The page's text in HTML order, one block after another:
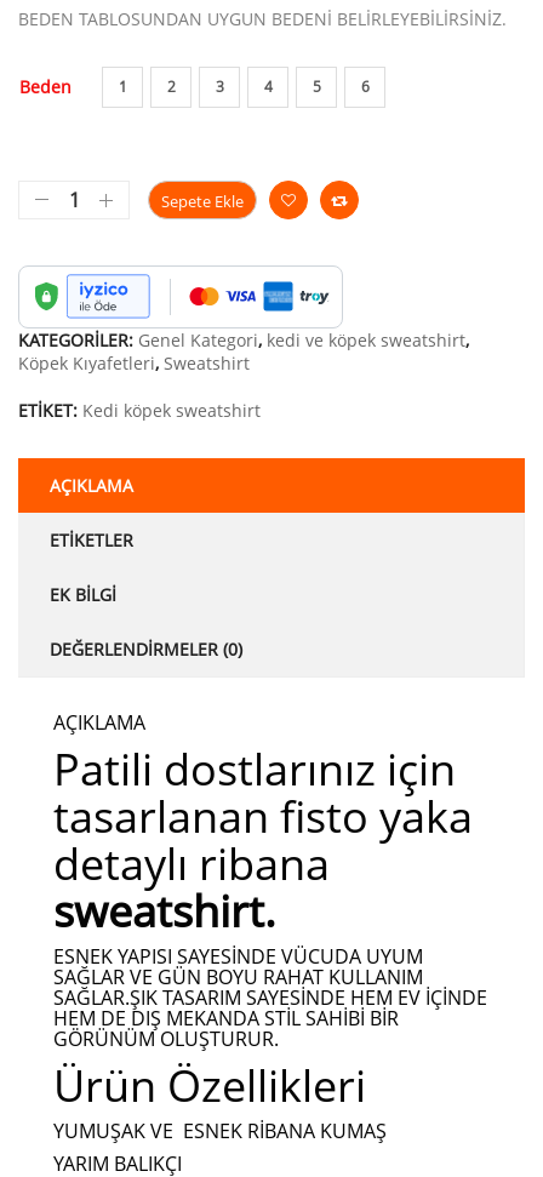
BEDEN TABLOSUNDAN UYGUN BEDENİ BELİRLEYEBİLİRSİNİZ.
Beden 1 2 3 4 5 6
Sepete Ekle
KATEGORILER: Genel Kategori, kedi ve köpek sweatshirt,
Köpek Kıyafetleri, Sweatshirt
ETIKET: Kedi köpek sweatshirt
AÇIKLAMA
ETIKETLER
EK BILGI
DEĞERLENDIRMELER (0)
AÇIKLAMA
Patili dostlarınız için
tasarlanan fisto yaka
detaylı ribana
sweatshirt.
ESNEK YAPISI SAYESINDE VÜCUDA UYUM
SAĞLAR VE GÜN BOYU RAHAT KULLANIM
SAĞLAR.ŞIK TASARIM SAYESINDE HEM EV IÇINDE
HEM DE DIŞ MEKANDA STIL SAHIBI BIR
GÖRÜNÜM OLUŞTURUR.
Ürün Özellikleri
YUMUŞAK VE ESNEK RIBANA KUMAŞ
YARIM BALIKÇI